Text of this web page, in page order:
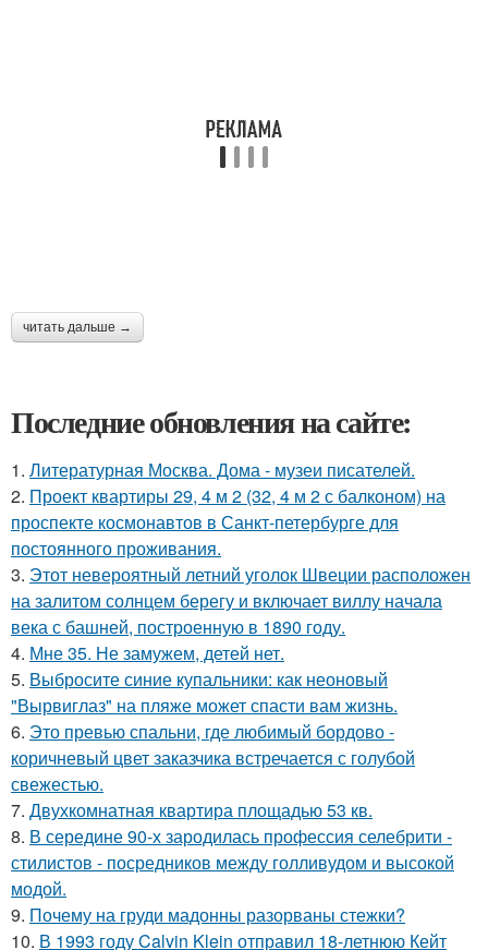
читать дальше →
Последние обновления на сайте:
1. Литературная Москва. Дома - музеи писателей.
2. Проект квартиры 29, 4 м 2 (32, 4 м 2 с балконом) на
проспекте космонавтов в Санкт-петербурге для
постоянного проживания.
3. Этот невероятный летний уголок Швеции расположен
на залитом солнцем берегу и включает виллу начала
века с башней, построенную в 1890 году.
4. Мне 35. Не замужем, детей нет.
5. Выбросите синие купальники: как неоновый
"Вырвиглаз" на пляже может спасти вам жизнь.
6. Это превью спальни, где любимый бордово -
коричневый цвет заказчика встречается с голубой
свежестью.
7. Двухкомнатная квартира площадью 53 кв.
8. В середине 90-х зародилась профессия селебрити -
стилистов - посредников между голливудом и высокой
модой.
9. Почему на груди мадонны разорваны стежки?
10. В 1993 году Calvin Klein отправил 18-летнюю Кейт